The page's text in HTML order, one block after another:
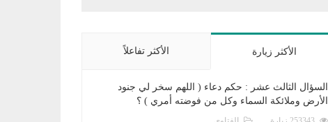
الأكثر زيارة الأكثر تفاعلاً
السؤال الثالث عشر : حكم دعاء ( اللهم سخر لي جنود
الأرض وملائكة السماء وكل من فوضته أمري ) ؟